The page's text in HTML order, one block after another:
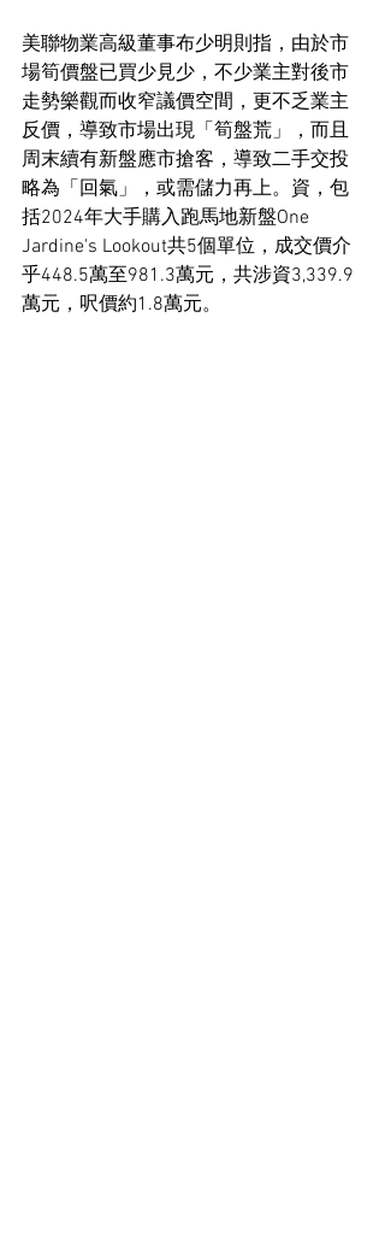
美聯物業高級董事布少明則指，由於市
場筍價盤已買少見少，不少業主對後市
走勢樂觀而收窄議價空間，更不乏業主
反價，導致市場出現「筍盤荒」，而且
周末續有新盤應市搶客，導致二手交投
略為「回氣」，或需儲力再上。資，包
括2024年大手購入跑馬地新盤One
Jardine's Lookout共5個單位，成交價介
乎448.5萬至981.3萬元，共涉資3,339.9
萬元，呎價約1.8萬元。